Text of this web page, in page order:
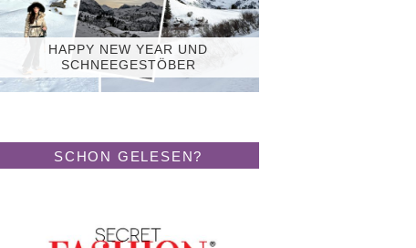
HAPPY NEW YEAR UND
SCHNEEGESTÖBER
SCHON GELESEN?